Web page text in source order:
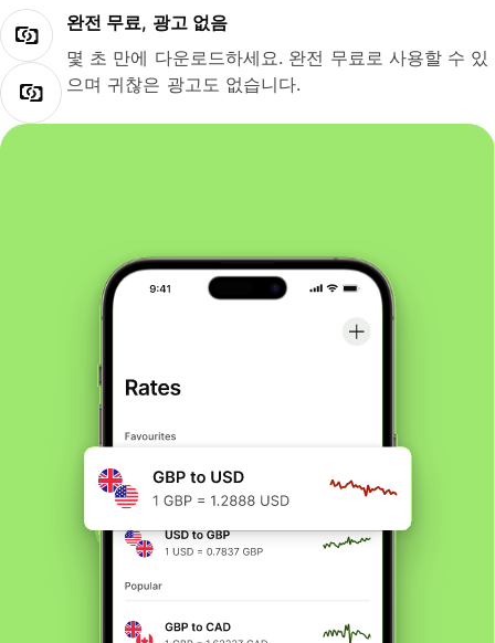
완전 무료, 광고 없음
몇 초 만에 다운로드하세요. 완전 무료로 사용할 수 있
으며 귀찮은 광고도 없습니다.